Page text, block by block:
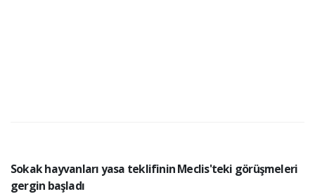
Sokak hayvanları yasa teklifinin Meclis'teki görüşmeleri
gergin başladı